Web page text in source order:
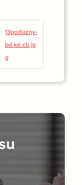
13podlazny-
bd-ke-cb.jp
g